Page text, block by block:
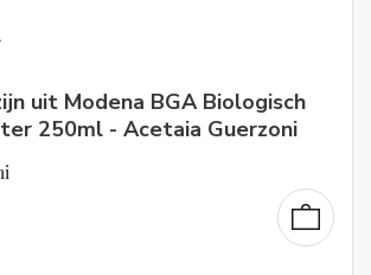
uit Modena BGA Biologisch
250ml - Acetaia Guerzoni